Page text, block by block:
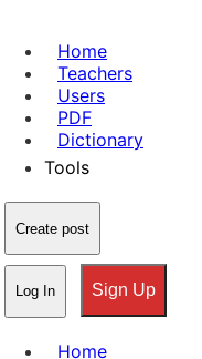
Home
Teachers
Users
PDF
Dictionary
Tools
Create post
Log In Sign Up
Home